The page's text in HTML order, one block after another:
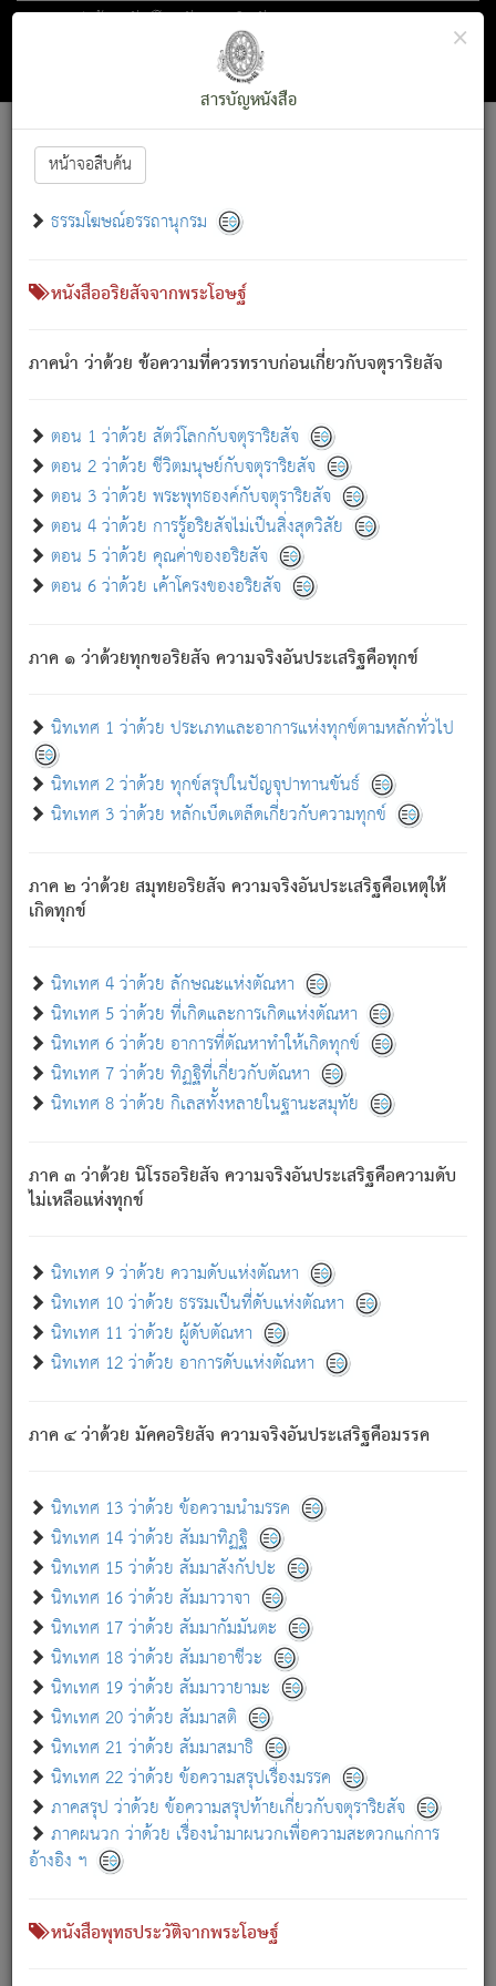
ตอน 1 ว่าด้วย สัตว์โลกกับจตุราริยสัจ
สารบัญ×
สารบัญหนังสือ
หน้าจอสืบค้น
ธรรมโฆษณ์อรรถานุกรม
หนังสืออริยสัจจากพระโอษฐ์
ภาคนำ ว่าด้วย ข้อความที่ควรทราบก่อนเกี่ยวกับจตุราริยสัจ
ตอน 1 ว่าด้วย สัตว์โลกกับจตุราริยสัจ
ตอน 2 ว่าด้วย ชีวิตมนุษย์กับจตุราริยสัจ
ตอน 3 ว่าด้วย พระพุทธองค์กับจตุราริยสัจ
ตอน 4 ว่าด้วย การรู้อริยสัจไม่เป็นสิ่งสุดวิสัย
ตอน 5 ว่าด้วย คุณค่าของอริยสัจ
ตอน 6 ว่าด้วย เค้าโครงของอริยสัจ
ภาค ๑ ว่าด้วยทุกขอริยสัจ ความจริงอันประเสริฐคือทุกข์
นิทเทศ 1 ว่าด้วย ประเภทและอาการแห่งทุกข์ตามหลักทั่วไป
นิทเทศ 2 ว่าด้วย ทุกข์สรุปในปัญจุปาทานขันธ์
นิทเทศ 3 ว่าด้วย หลักเบ็ดเตล็ดเกี่ยวกับความทุกข์
ภาค ๒ ว่าด้วย สมุทยอริยสัจ ความจริงอันประเสริฐคือเหตุให้
เกิดทุกข์
นิทเทศ 4 ว่าด้วย ลักษณะแห่งตัณหา
นิทเทศ 5 ว่าด้วย ที่เกิดและการเกิดแห่งตัณหา
นิทเทศ 6 ว่าด้วย อาการที่ตัณหาทำให้เกิดทุกข์
นิทเทศ 7 ว่าด้วย ทิฏฐิที่เกี่ยวกับตัณหา
นิทเทศ 8 ว่าด้วย กิเลสทั้งหลายในฐานะสมุทัย
ภาค ๓ ว่าด้วย นิโรธอริยสัจ ความจริงอันประเสริฐคือความดับ
ไม่เหลือแห่งทุกข์
นิทเทศ 9 ว่าด้วย ความดับแห่งตัณหา
นิทเทศ 10 ว่าด้วย ธรรมเป็นที่ดับแห่งตัณหา
นิทเทศ 11 ว่าด้วย ผู้ดับตัณหา
นิทเทศ 12 ว่าด้วย อาการดับแห่งตัณหา
ภาค ๔ ว่าด้วย มัคคอริยสัจ ความจริงอันประเสริฐคือมรรค
นิทเทศ 13 ว่าด้วย ข้อความนำมรรค
นิทเทศ 14 ว่าด้วย สัมมาทิฏฐิ
นิทเทศ 15 ว่าด้วย สัมมาสังกัปปะ
นิทเทศ 16 ว่าด้วย สัมมาวาจา
นิทเทศ 17 ว่าด้วย สัมมากัมมันตะ
นิทเทศ 18 ว่าด้วย สัมมาอาชีวะ
นิทเทศ 19 ว่าด้วย สัมมาวายามะ
นิทเทศ 20 ว่าด้วย สัมมาสติ
นิทเทศ 21 ว่าด้วย สัมมาสมาธิ
นิทเทศ 22 ว่าด้วย ข้อความสรุปเรื่องมรรค
ภาคสรุป ว่าด้วย ข้อความสรุปท้ายเกี่ยวกับจตุราริยสัจ
ภาคผนวก ว่าด้วย เรื่องนำมาผนวกเพื่อความสะดวกแก่การ
อ้างอิง ฯ
หนังสือพุทธประวัติจากพระโอษฐ์
Font :15 ]||
สัตว์โลกนี้ เกิดความเดือดร้อนแล้ว มีผัสสะบังหน้า
เขาสำคัญสิ่งใด โดยความเป็นประการใด แต่สิ่งนั้นย่อมเป็น
(ตามที่เป็นจริง) โดยประการอื่นจากที่เขาสำคัญนั้น
สัตว์โลกติดข้องอยู่ในภพ ถูกภพบังหน้าแล้ว มีภพโดยความ
เป็นอย่างอื่น (จากที่มันเป็นอยู่จริง) จึงได้เพลิดเพลินยิ่งนักในภพ
เขาเพลิดเพลินยิ่งนักในสิ่งใด สิ่งนั้นเป็นภัย (ที่เขาไม่รู้จัก)
เขากลัวต่อสิ่งใดสิ่งนั้นเป็นทุกข์
พรหมจรรย์นี้ อันบุคคลย่อมประพฤติ ก็เพื่อการละขาดซึ่ง
ภพ.
สมณะหรือพราหมณ์เหล่าใด กล่าวความหลุดพ้นจากภพว่า
มีได้เพราะภพ เรากล่าวว่า สมณะหรือพราหมณ์ทั้งปวงนั้น
มิใช่ผู้หลดพ้นจากภพ.
ภพ ว่ามีได้เพราะวิภพ[2]: เรากล่าวว่า สมณะหรือพราหมณ์ทั้ง
ปวงนั้น ก็ยังสลัดภพออกไปไม่ได้.
ก็ทุกข์นี้มีขึ้น เพราะอาศัยซึ่งอุปธิทั้งปวง.
เพราะความสิ้นไปแห่งอุปาทานทั้งปวง ความเกิดขึ้นแห่ง
ทุกข์จึงไม่มี.
ท่านจงดูโลกนี้เถิด (จะเห็นว่า) สัตว์ทั้งหลายอันอวิชาหนา
แน่นบังหนาแล้ว; และว่า สัตว์ผู้ยินดีในภพอันเป็นแล้วนั้น ย่อม
อันเป็นไปในที่หรือเวลาทั้งปวง[3]เพื่อความมีแห่งประโยชน์โดย
ประการทั้งปวง; ภพทั้งหลายทั้งหมดนั้น ไม่เที่ยง เป็นทุกข์ มี
ความแปรปรวนเป็นธรรมดา.
อย่างนี้อยู่; เขาย่อมละภวตัณหาได้ และไม่เพลิดเพลินวิภวตัณหา
ด้วย.
ความดับเพราะความสำรอกไม่เหลือ (แห่งภพทั้งหลาย)
เพราะความสิ้นไปแห่งตัณหาโดยประการทั้งปวง นั้นคือ
นิพพาน.
ภพใหม่ย่อมไม่มีแก่ภิกษุนั้น ผู้ดับเย็นสนิทแล้ว เพราะไม่มี
ภิกษุนั้น เป็นผู้ครอบงำมารได้แล้ว ชนะสงครามแล้ว ก้าวล่วง
ภพทั้งหลายทั้งปวงได้แล้ว เป็นผู้คงที่ (คือไม่เปลี่ยนแปลงอีกต่อ
- อุ.ขุ. ๒๕/๑๒๑/๘๔.
(ข้อความนี้ เป็นพระพุทธอุทานที่ทรงเปล่งออก ที่โคนต้นโพธิ์
เป็นที่ตรัสรู้ เมื่อตรัสรู้แล้วได้ 7 วัน)
เกี่ยวกับธรรมโฆษณ์ออนไลน์ (Disclaimer)
แม้ระบบ "ธรรมโฆษณ์ออนไลน์" พยายามปรับปรุงข้อมูลให้ถูกต้องมากที่สุด
ผู้ศึกษาก็พึงตรวจสอบกับตัวเล่มหนังสือต้นฉบับ ที่มีการพิมพ์ครั้งล่าสุด
ก่อนนำข้อมูลไปใช้ในการอ้างอิง"
เกี่ยวกับอัตถจารี|เกี่ยวกับการพัฒนา|แจ้งข้อผิดพลาด / แนะนำ
หนังสือที่เกี่ยวข้อง